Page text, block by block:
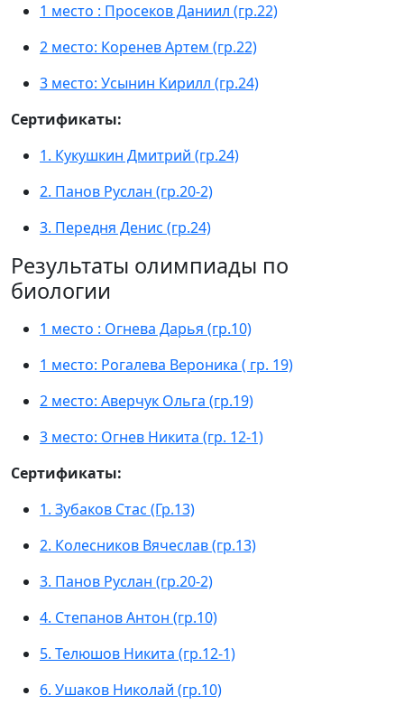
1 место : Просеков Даниил (гр.22)
2 место: Коренев Артем (гр.22)
3 место: Усынин Кирилл (гр.24)
Сертификаты:
1. Кукушкин Дмитрий (гр.24)
2. Панов Руслан (гр.20-2)
3. Передня Денис (гр.24)
Результаты олимпиады по
биологии
1 место : Огнева Дарья (гр.10)
1 место: Рогалева Вероника ( гр. 19)
2 место: Аверчук Ольга (гр.19)
3 место: Огнев Никита (гр. 12-1)
Сертификаты:
1. Зубаков Стас (Гр.13)
2. Колесников Вячеслав (гр.13)
3. Панов Руслан (гр.20-2)
4. Степанов Антон (гр.10)
5. Телюшов Никита (гр.12-1)
6. Ушаков Николай (гр.10)